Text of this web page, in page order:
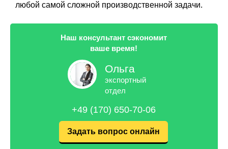
любой самой сложной производственной задачи.
Наш консультант сэкономит
ваше время!
Ольга
экспортный
отдел
+49 (170) 650-70-06
Задать вопрос онлайн